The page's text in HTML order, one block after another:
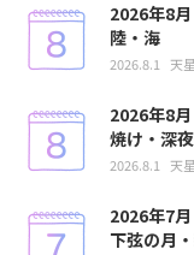
2026年8
陸・海
2026.8.1 天
2026年8
焼け・深夜
2026.8.1 天
2026年7
下弦の月